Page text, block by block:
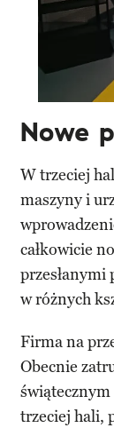
Nowe
W trzeciej
maszyny i
całkowicie
w różnych
Firma na
Obecnie
trzeciej hali,